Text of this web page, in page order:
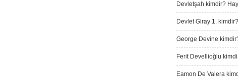
Devletşah kimdir?
Devlet Giray 1.
George Devine
Ferit Devellioğlu
Eamon De Valera